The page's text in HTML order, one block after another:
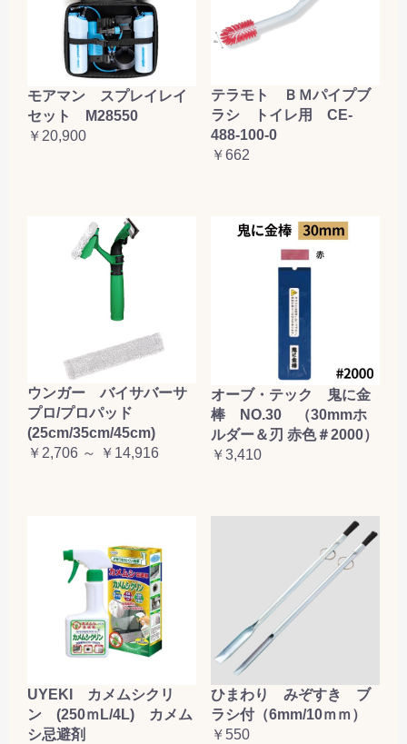
モアマン スプレイレイ
セット M28550
￥20,900
テラモト ＢＭパイプブ
ラシ トイレ用 CE-
488-100-0
￥662
ウンガー バイサバーサ
プロ/プロパッド
(25cm/35cm/45cm)
￥2,706 ～ ￥14,916
オーブ・テック 鬼に金
棒 NO.30 （30mmホ
ルダー＆刃 赤色＃2000）
￥3,410
UYEKI カメムシクリ
ン (250ｍL/4L) カメム
シ忌避剤
ひまわり みぞすき ブ
ラシ付（6mm/10ｍｍ）
￥550